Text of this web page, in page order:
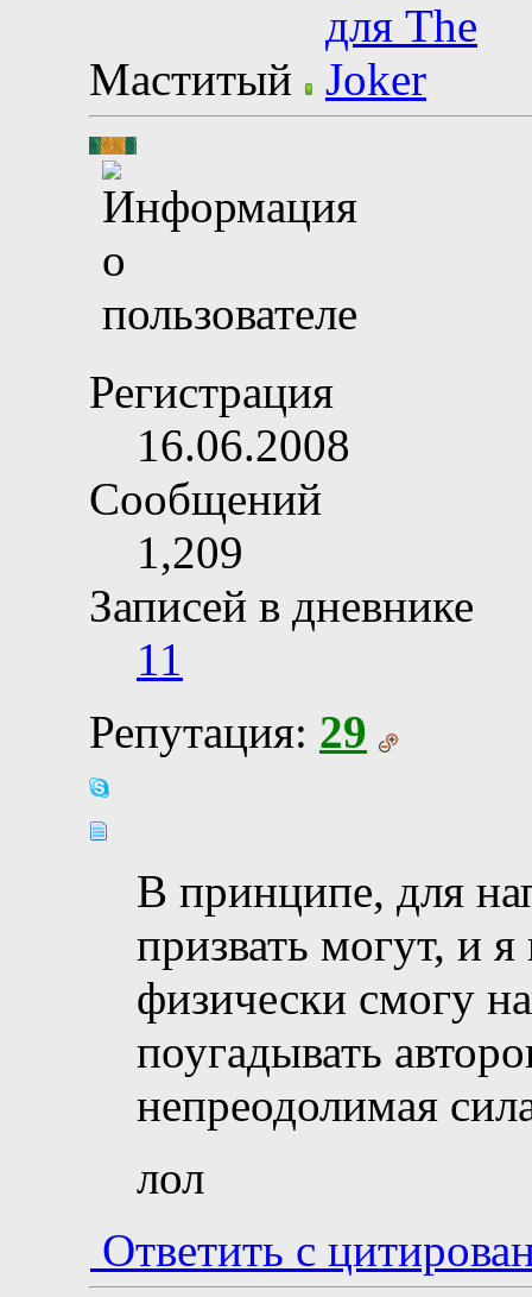
Маститый
Регистрация
16.06.2008
Сообщений
1,209
Записей в дневнике
11
Репутация: 29
В принципе, для
призвать могут, и
физически смогу
поугадывать
непреодолимая
лол
Ответить с